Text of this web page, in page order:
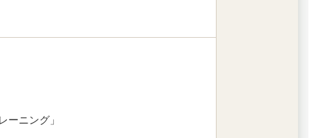
ーニング」